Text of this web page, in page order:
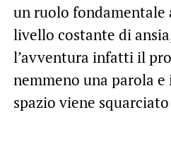
un ruolo fondamentale
livello costante di
l’avventura infatti il
nemmeno una parola
spazio viene